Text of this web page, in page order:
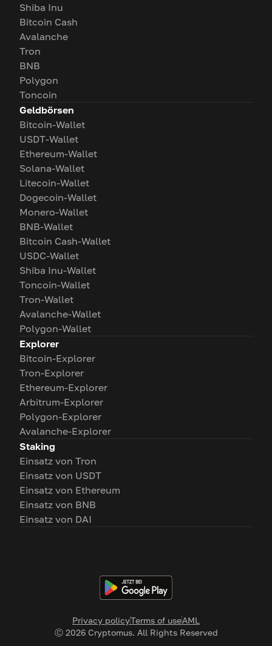
Privacy policyTerms of useAML
Ⓒ 2026Cryptomus. All Rights Reserved
Shiba Inu
Bitcoin Cash
Avalanche
Tron
BNB
Polygon
Toncoin
Geldbörsen
Bitcoin-Wallet
USDT-Wallet
Ethereum-Wallet
Solana-Wallet
Litecoin-Wallet
Dogecoin-Wallet
Monero-Wallet
BNB-Wallet
Bitcoin Cash-Wallet
USDC-Wallet
Shiba Inu-Wallet
Toncoin-Wallet
Tron-Wallet
Avalanche-Wallet
Polygon-Wallet
Explorer
Bitcoin-Explorer
Tron-Explorer
Ethereum-Explorer
Arbitrum-Explorer
Polygon-Explorer
Avalanche-Explorer
Staking
Einsatz von Tron
Einsatz von USDT
Einsatz von Ethereum
Einsatz von BNB
Einsatz von DAI